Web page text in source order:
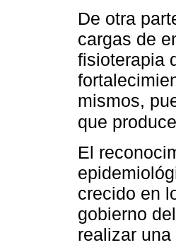
De otra
cargas de
fisioterapia
mismos,
que
El
crecido en
gobierno
realizar